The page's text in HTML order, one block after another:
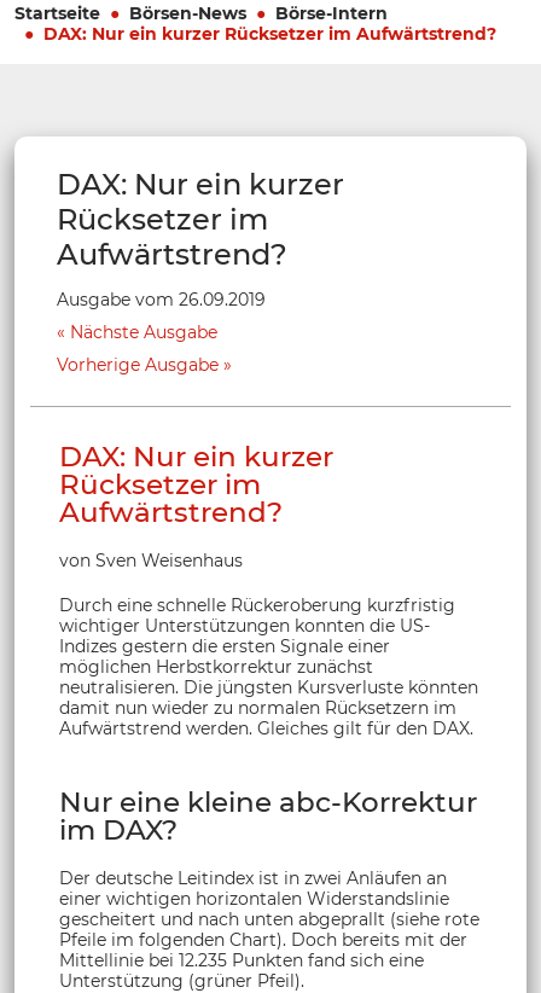
Startseite Börsen-News
Börse-Intern
DAX: Nur ein kurzer Rücksetzer im Aufwärtstrend?
DAX: Nur ein kurzer
Rücksetzer im
Aufwärtstrend?
Ausgabe vom 26.09.2019
Nächste Ausgabe
Vorherige Ausgabe
DAX: Nur ein kurzer
Rücksetzer im
Aufwärtstrend?
von Sven Weisenhaus
Durch eine schnelle Rückeroberung kurzfristig
wichtiger Unterstützungen konnten die US-
Indizes gestern die ersten Signale einer
möglichen Herbstkorrektur zunächst
neutralisieren. Die jüngsten Kursverluste könnten
damit nun wieder zu normalen Rücksetzern im
Aufwärtstrend werden. Gleiches gilt für den DAX.
Nur eine kleine abc-Korrektur
im DAX?
Der deutsche Leitindex ist in zwei Anläufen an
einer wichtigen horizontalen Widerstandslinie
gescheitert und nach unten abgeprallt (siehe rote
Pfeile im folgenden Chart). Doch bereits mit der
Mittellinie bei 12.235 Punkten fand sich eine
Unterstützung (grüner Pfeil).